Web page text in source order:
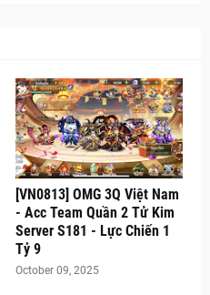
[VN0813] OMG 3Q Việt Nam
- Acc Team Quần 2 Tử Kim
Server S181 - Lực Chiến 1
Tỷ 9
October 09, 2025